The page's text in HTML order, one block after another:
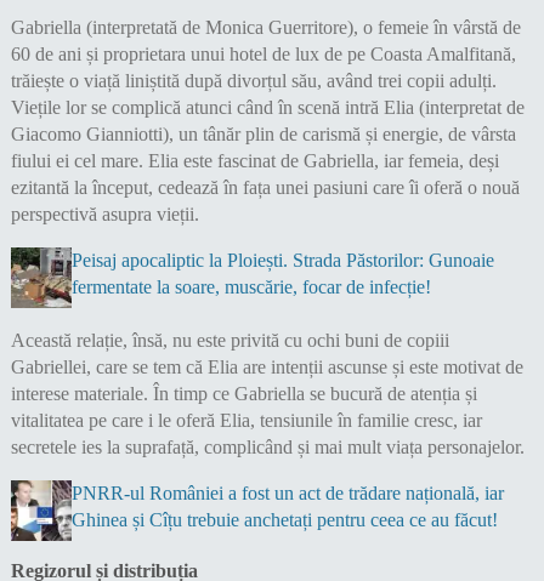
Gabriella (interpretată de Monica Guerritore), o femeie în vârstă de
60 de ani și proprietara unui hotel de lux de pe Coasta Amalfitană,
trăiește o viață liniștită după divorțul său, având trei copii adulți.
Viețile lor se complică atunci când în scenă intră Elia (interpretat de
Giacomo Gianniotti), un tânăr plin de carismă și energie, de vârsta
fiului ei cel mare. Elia este fascinat de Gabriella, iar femeia, deși
ezitantă la început, cedează în fața unei pasiuni care îi oferă o nouă
perspectivă asupra vieții.
Peisaj apocaliptic la Ploiești. Strada Păstorilor: Gunoaie
fermentate la soare, muscărie, focar de infecție!
Această relație, însă, nu este privită cu ochi buni de copiii
Gabriellei, care se tem că Elia are intenții ascunse și este motivat de
interese materiale. În timp ce Gabriella se bucură de atenția și
vitalitatea pe care i le oferă Elia, tensiunile în familie cresc, iar
secretele ies la suprafață, complicând și mai mult viața personajelor.
PNRR-ul României a fost un act de trădare națională, iar
Ghinea și Cîțu trebuie anchetați pentru ceea ce au făcut!
Regizorul și distribuția